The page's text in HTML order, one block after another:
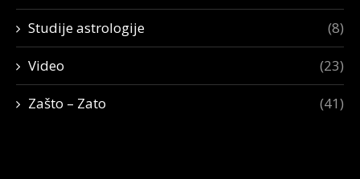
Studije astrologije (8)
Video (23)
Zašto – Zato (41)